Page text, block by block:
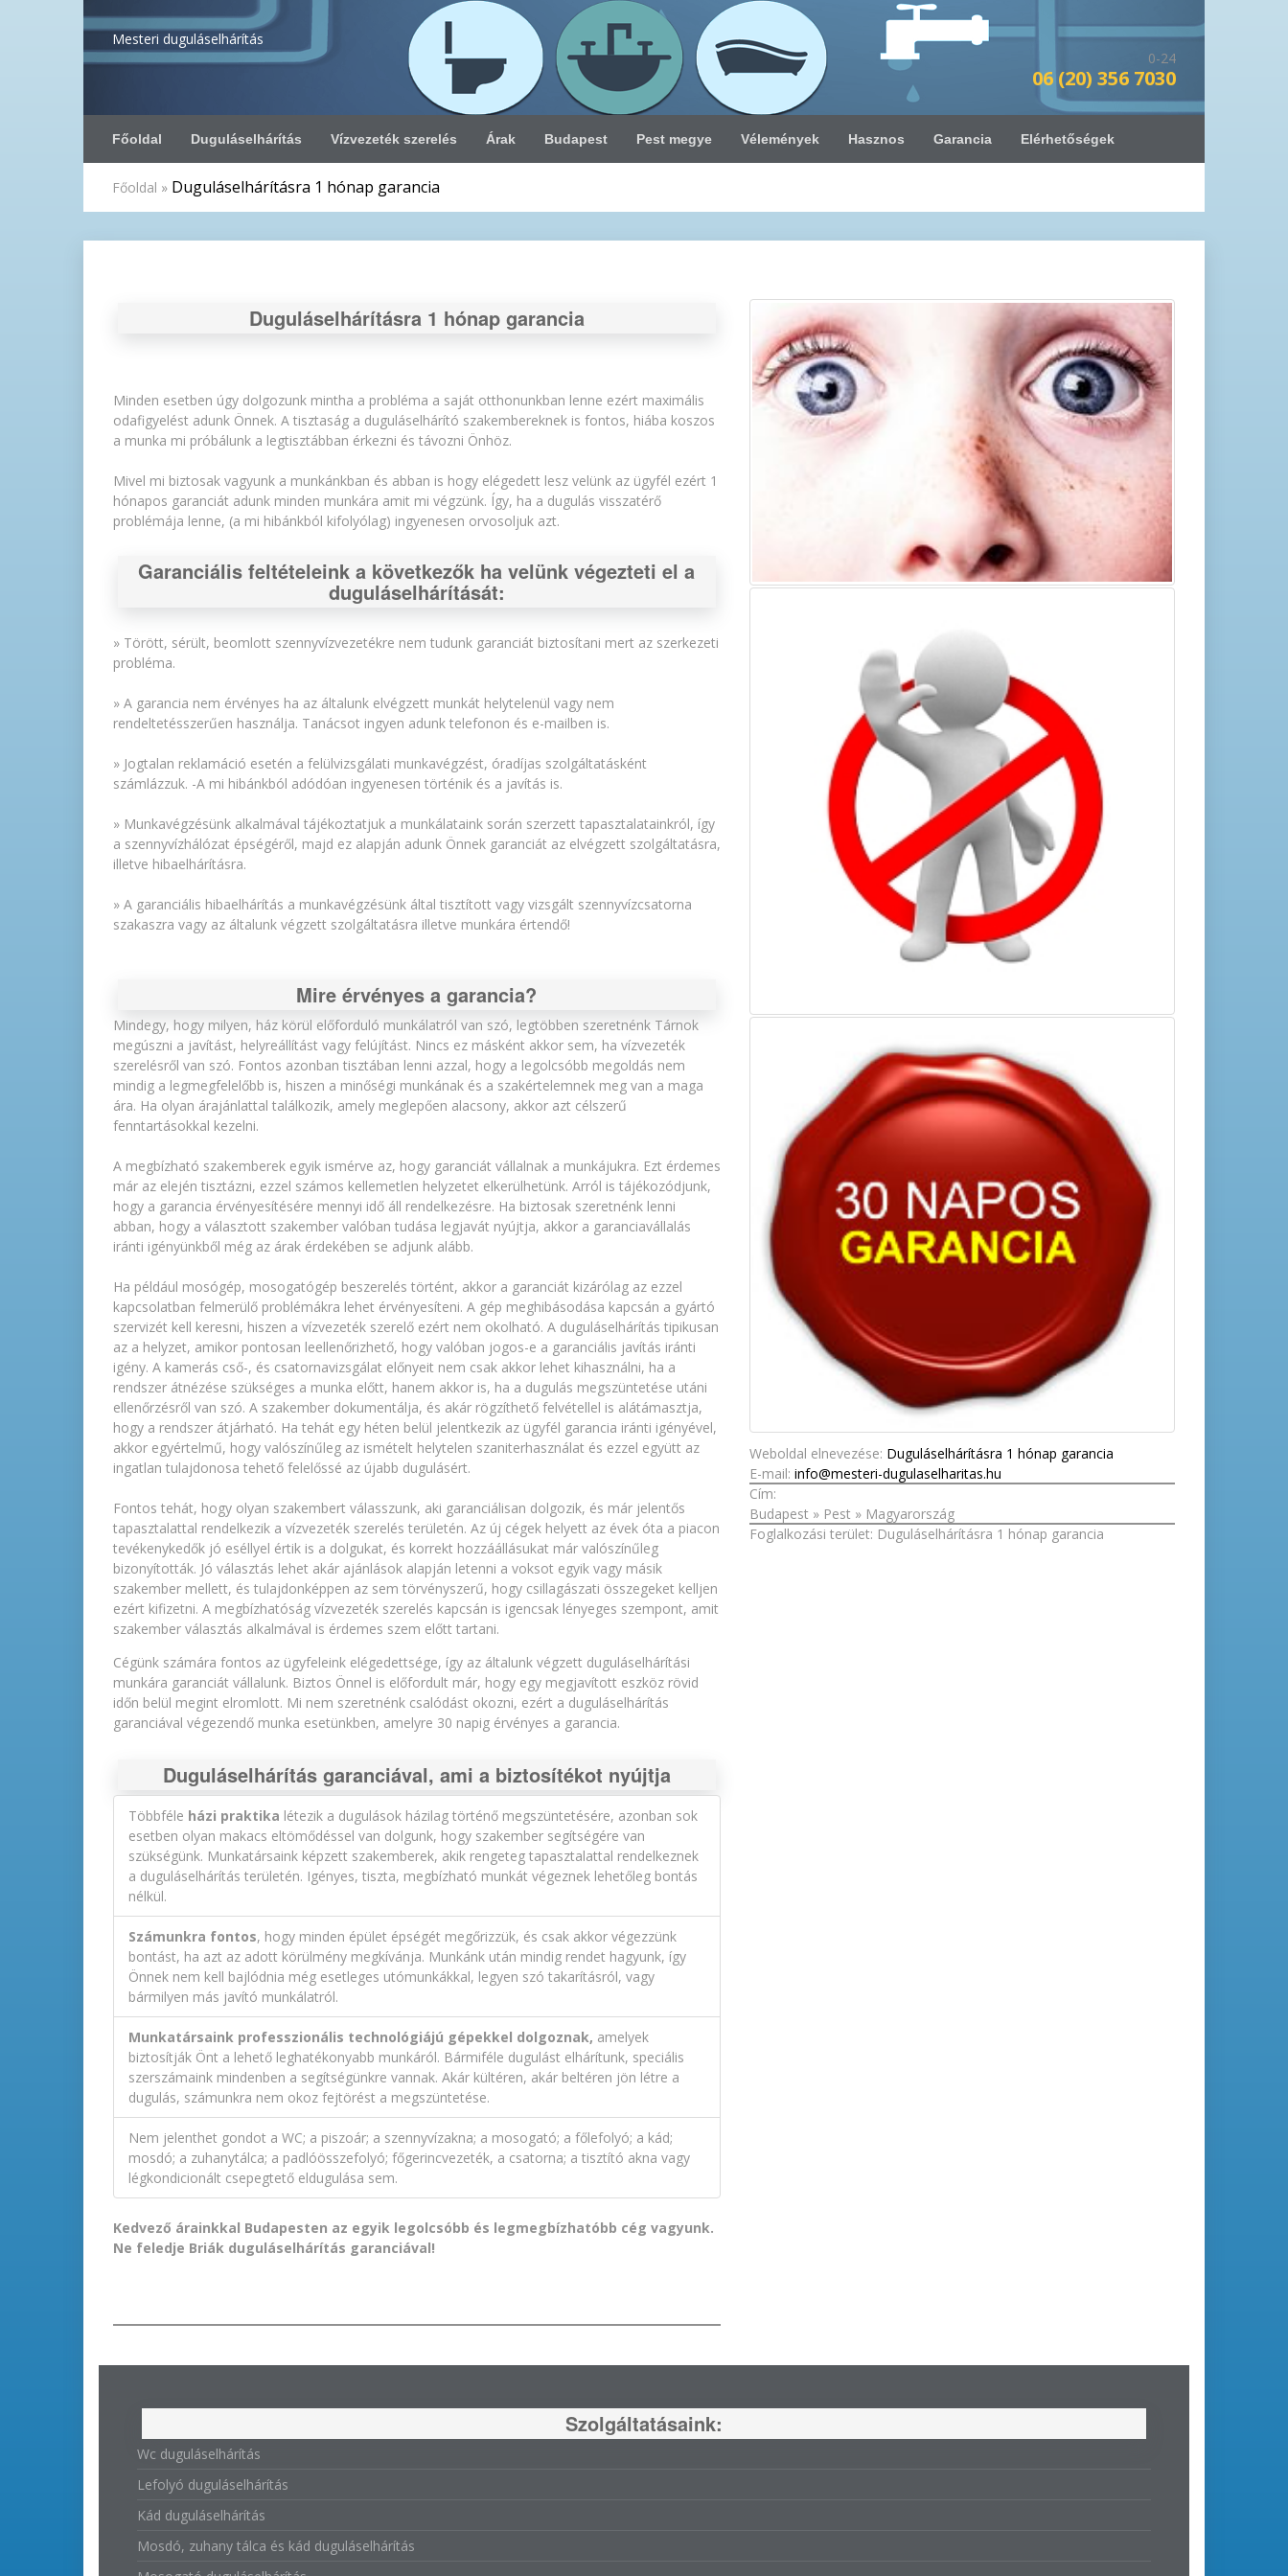
Mesteri duguláselhárítás
0-24
06 (20) 356 7030
Főoldal Duguláselhárítás Vízvezeték szerelés Árak Budapest Pest megye Vélemények Hasznos Garancia Elérhetőségek
Főoldal » Duguláselhárításra 1 hónap garancia
Duguláselhárításra 1 hónap garancia
Minden esetben úgy dolgozunk mintha a probléma a saját otthonunkban lenne ezért maximális
odafigyelést adunk Önnek. A tisztaság a duguláselhárító szakembereknek is fontos, hiába koszos
a munka mi próbálunk a legtisztábban érkezni és távozni Önhöz.
Mivel mi biztosak vagyunk a munkánkban és abban is hogy elégedett lesz velünk az ügyfél ezért 1
hónapos garanciát adunk minden munkára amit mi végzünk. Így, ha a dugulás visszatérő
problémája lenne, (a mi hibánkból kifolyólag) ingyenesen orvosoljuk azt.
Garanciális feltételeink a következők ha velünk végezteti el a
duguláselhárítását:
» Törött, sérült, beomlott szennyvízvezetékre nem tudunk garanciát biztosítani mert az szerkezeti
probléma.
» A garancia nem érvényes ha az általunk elvégzett munkát helytelenül vagy nem
rendeltetésszerűen használja. Tanácsot ingyen adunk telefonon és e-mailben is.
» Jogtalan reklamáció esetén a felülvizsgálati munkavégzést, óradíjas szolgáltatásként
számlázzuk. -A mi hibánkból adódóan ingyenesen történik és a javítás is.
» Munkavégzésünk alkalmával tájékoztatjuk a munkálataink során szerzett tapasztalatainkról, így
a szennyvízhálózat épségéről, majd ez alapján adunk Önnek garanciát az elvégzett szolgáltatásra,
illetve hibaelhárításra.
» A garanciális hibaelhárítás a munkavégzésünk által tisztított vagy vizsgált szennyvízcsatorna
szakaszra vagy az általunk végzett szolgáltatásra illetve munkára értendő!
Mire érvényes a garancia?
Mindegy, hogy milyen, ház körül előforduló munkálatról van szó, legtöbben szeretnénk Tárnok
megúszni a javítást, helyreállítást vagy felújítást. Nincs ez másként akkor sem, ha vízvezeték
szerelésről van szó. Fontos azonban tisztában lenni azzal, hogy a legolcsóbb megoldás nem
mindig a legmegfelelőbb is, hiszen a minőségi munkának és a szakértelemnek meg van a maga
ára. Ha olyan árajánlattal találkozik, amely meglepően alacsony, akkor azt célszerű
fenntartásokkal kezelni.
A megbízható szakemberek egyik ismérve az, hogy garanciát vállalnak a munkájukra. Ezt érdemes
már az elején tisztázni, ezzel számos kellemetlen helyzetet elkerülhetünk. Arról is tájékozódjunk,
hogy a garancia érvényesítésére mennyi idő áll rendelkezésre. Ha biztosak szeretnénk lenni
abban, hogy a választott szakember valóban tudása legjavát nyújtja, akkor a garanciavállalás
iránti igényünkből még az árak érdekében se adjunk alább.
Ha például mosógép, mosogatógép beszerelés történt, akkor a garanciát kizárólag az ezzel
kapcsolatban felmerülő problémákra lehet érvényesíteni. A gép meghibásodása kapcsán a gyártó
szervizét kell keresni, hiszen a vízvezeték szerelő ezért nem okolható. A duguláselhárítás tipikusan
az a helyzet, amikor pontosan leellenőrizhető, hogy valóban jogos-e a garanciális javítás iránti
igény. A kamerás cső-, és csatornavizsgálat előnyeit nem csak akkor lehet kihasználni, ha a
rendszer átnézése szükséges a munka előtt, hanem akkor is, ha a dugulás megszüntetése utáni
ellenőrzésről van szó. A szakember dokumentálja, és akár rögzíthető felvétellel is alátámasztja,
hogy a rendszer átjárható. Ha tehát egy héten belül jelentkezik az ügyfél garancia iránti igényével,
akkor egyértelmű, hogy valószínűleg az ismételt helytelen szaniterhasználat és ezzel együtt az
ingatlan tulajdonosa tehető felelőssé az újabb dugulásért.
Fontos tehát, hogy olyan szakembert válasszunk, aki garanciálisan dolgozik, és már jelentős
tapasztalattal rendelkezik a vízvezeték szerelés területén. Az új cégek helyett az évek óta a piacon
tevékenykedők jó eséllyel értik is a dolgukat, és korrekt hozzáállásukat már valószínűleg
bizonyították. Jó választás lehet akár ajánlások alapján letenni a voksot egyik vagy másik
szakember mellett, és tulajdonképpen az sem törvényszerű, hogy csillagászati összegeket kelljen
ezért kifizetni. A megbízhatóság vízvezeték szerelés kapcsán is igencsak lényeges szempont, amit
szakember választás alkalmával is érdemes szem előtt tartani.
Cégünk számára fontos az ügyfeleink elégedettsége, így az általunk végzett duguláselhárítási
munkára garanciát vállalunk. Biztos Önnel is előfordult már, hogy egy megjavított eszköz rövid
időn belül megint elromlott. Mi nem szeretnénk csalódást okozni, ezért a duguláselhárítás
garanciával végezendő munka esetünkben, amelyre 30 napig érvényes a garancia.
Duguláselhárítás garanciával, ami a biztosítékot nyújtja
Többféle házi praktika létezik a dugulások házilag történő megszüntetésére, azonban sok
esetben olyan makacs eltömődéssel van dolgunk, hogy szakember segítségére van
szükségünk. Munkatársaink képzett szakemberek, akik rengeteg tapasztalattal rendelkeznek
a duguláselhárítás területén. Igényes, tiszta, megbízható munkát végeznek lehetőleg bontás
nélkül.
Számunkra fontos, hogy minden épület épségét megőrizzük, és csak akkor végezzünk
bontást, ha azt az adott körülmény megkívánja. Munkánk után mindig rendet hagyunk, így
Önnek nem kell bajlódnia még esetleges utómunkákkal, legyen szó takarításról, vagy
bármilyen más javító munkálatról.
Munkatársaink professzionális technológiájú gépekkel dolgoznak, amelyek
biztosítják Önt a lehető leghatékonyabb munkáról. Bármiféle dugulást elhárítunk, speciális
szerszámaink mindenben a segítségünkre vannak. Akár kültéren, akár beltéren jön létre a
dugulás, számunkra nem okoz fejtörést a megszüntetése.
Nem jelenthet gondot a WC; a piszoár; a szennyvízakna; a mosogató; a főlefolyó; a kád;
mosdó; a zuhanytálca; a padlóösszefolyó; főgerincvezeték, a csatorna; a tisztító akna vagy
légkondicionált csepegtető eldugulása sem.
Kedvező árainkkal Budapesten az egyik legolcsóbb és legmegbízhatóbb cég vagyunk.
Ne feledje Briák duguláselhárítás garanciával!
Weboldal elnevezése: Duguláselhárításra 1 hónap garancia
E-mail: info@mesteri-dugulaselharitas.hu
Cím:
Budapest » Pest » Magyarország
Foglalkozási terület: Duguláselhárításra 1 hónap garancia
Szolgáltatásaink:
Wc duguláselhárítás
Lefolyó duguláselhárítás
Kád duguláselhárítás
Mosdó, zuhany tálca és kád duguláselhárítás